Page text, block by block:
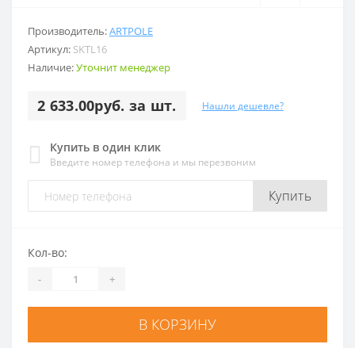
Производитель:ARTPOLE
Артикул: SKTL16
Наличие:Уточнит менеджер
2 633.00руб. за шт. Нашли дешевле?
Купить в один клик
Введите номер телефона и мы перезвоним
Купить
Кол-во:
- +
В КОРЗИНУ